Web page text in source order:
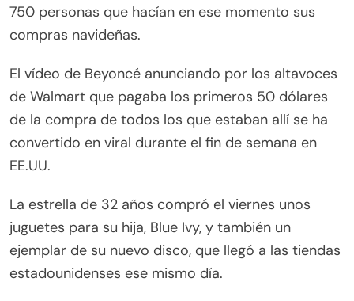
750 personas que hacían en ese momento sus
compras navideñas.
El vídeo de Beyoncé anunciando por los altavoces
de Walmart que pagaba los primeros 50 dólares
de la compra de todos los que estaban allí se ha
convertido en viral durante el fin de semana en
EE.UU.
La estrella de 32 años compró el viernes unos
juguetes para su hija, Blue Ivy, y también un
ejemplar de su nuevo disco, que llegó a las tiendas
estadounidenses ese mismo día.